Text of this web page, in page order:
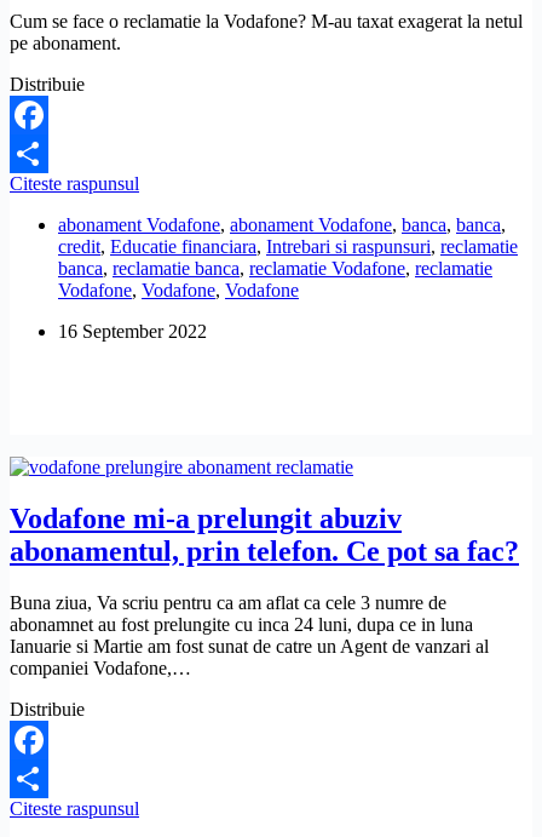
Cum se face o reclamatie la Vodafone? M-au taxat exagerat la netul
pe abonament.
Distribuie
Facebook
Share
Citeste raspunsul
o
reclamatie
la
Vodafone?
abonament Vodafone, abonament Vodafone, banca, banca,
credit, Educatie financiara, Intrebari si raspunsuri, reclamatie
banca, reclamatie banca, reclamatie Vodafone, reclamatie
Vodafone, Vodafone, Vodafone
16 September 2022
Vodafone mi-a prelungit abuziv
abonamentul, prin telefon. Ce pot sa fac?
Buna ziua, Va scriu pentru ca am aflat ca cele 3 numre de
abonamnet au fost prelungite cu inca 24 luni, dupa ce in luna
Ianuarie si Martie am fost sunat de catre un Agent de vanzari al
companiei Vodafone,…
Distribuie
Facebook
Share
Citeste raspunsul